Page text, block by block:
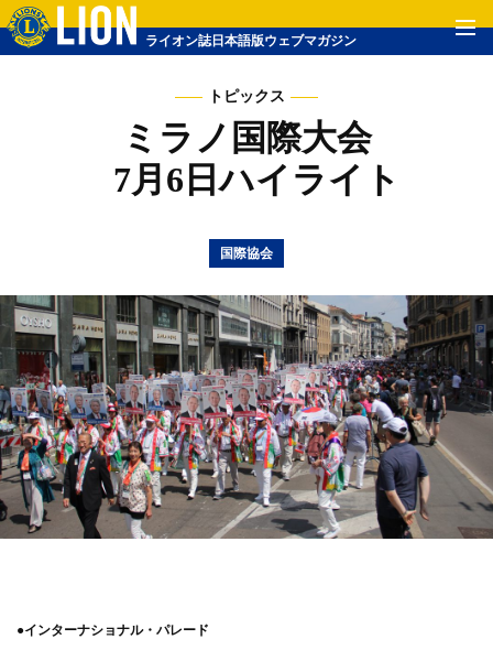
ライオン誌日本語版ウェブマガジン
トピックス
ミラノ国際大会
7月6日ハイライト
国際協会
●インターナショナル・パレード